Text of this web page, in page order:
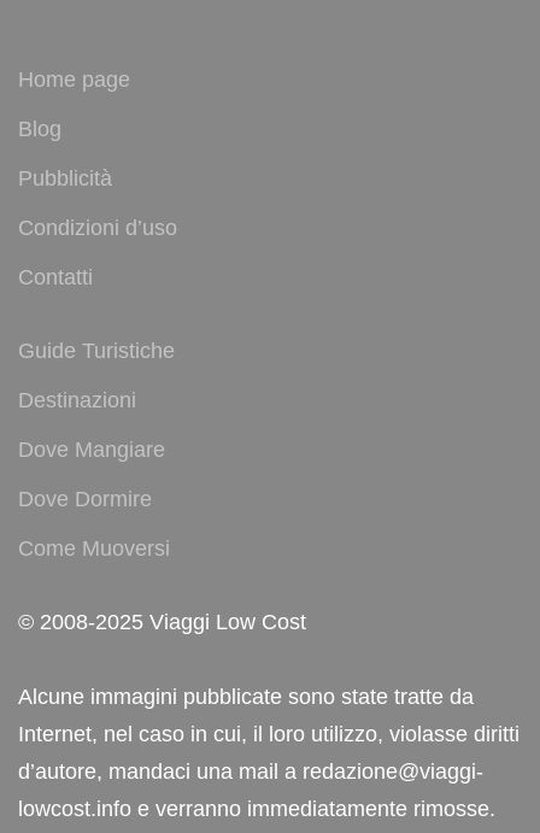
Home page
Blog
Pubblicità
Condizioni d’uso
Contatti
Guide Turistiche
Destinazioni
Dove Mangiare
Dove Dormire
Come Muoversi
© 2008-2025 Viaggi Low Cost
Alcune immagini pubblicate sono state tratte da
Internet, nel caso in cui, il loro utilizzo, violasse diritti
d’autore, mandaci una mail a redazione@viaggi-
lowcost.info e verranno immediatamente rimosse.